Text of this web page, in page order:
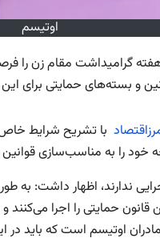
اوتیسم
گرامیداشت مقام زن را
و بسته‌های حمایتی برای این
با تشریح شرایط خاص
را به مناسب‌سازی قوانین
ندارند، اظهار داشت:
قانون حمایتی را اجرا
اوتیسم است که باید